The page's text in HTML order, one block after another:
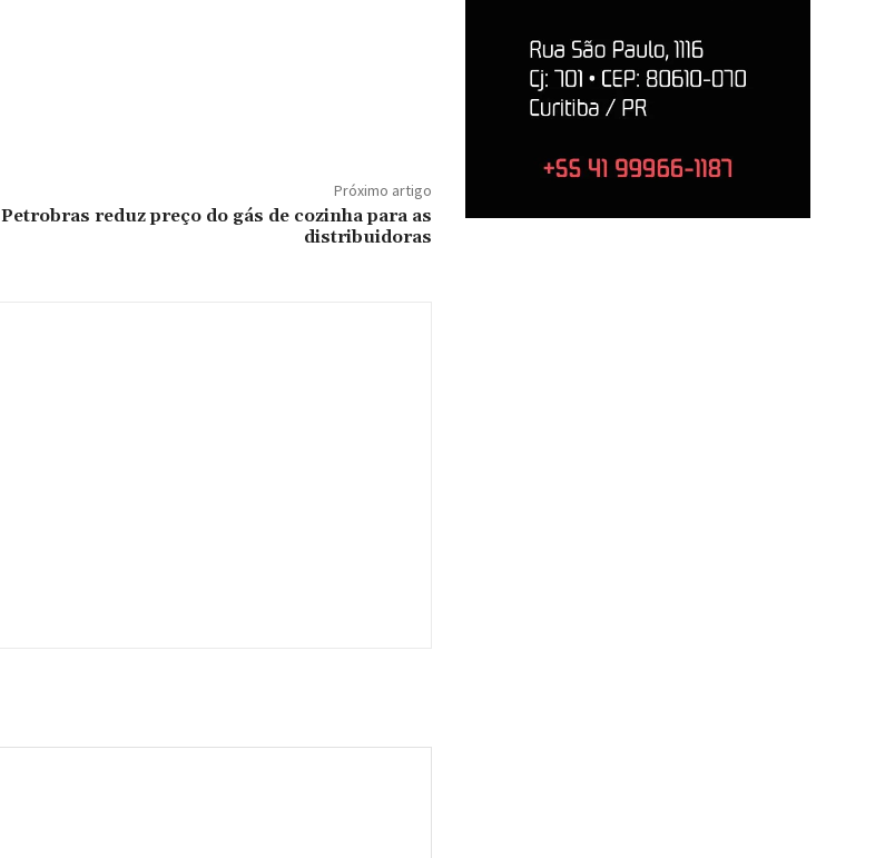
Próximo artigo
Petrobras reduz preço do gás de cozinha para as
distribuidoras